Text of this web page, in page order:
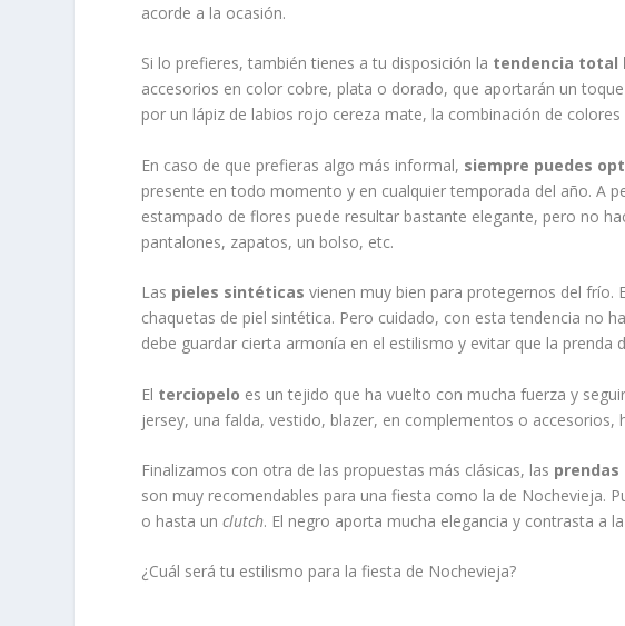
acorde a la ocasión.
Si lo prefieres, también tienes a tu disposición la tendencia total
accesorios en color cobre, plata o dorado, que aportarán un
por un lápiz de labios rojo cereza mate, la combinación de colores
En caso de que prefieras algo más informal, siempre puedes
presente en todo momento y en cualquier temporada del año. A
estampado de flores puede resultar bastante elegante, pero no
pantalones, zapatos, un bolso, etc.
Las pieles sintéticas vienen muy bien para protegernos del frío.
chaquetas de piel sintética. Pero cuidado, con esta tendencia no
debe guardar cierta armonía en el estilismo y evitar que la prenda
El terciopelo es un tejido que ha vuelto con mucha fuerza y
jersey, una falda, vestido, blazer, en complementos o accesorios,
Finalizamos con otra de las propuestas más clásicas, las
son muy recomendables para una fiesta como la de Nochevieja.
o hasta unclutch. El negro aporta mucha elegancia y contrasta a
¿Cuál será tu estilismo para la fiesta de Nochevieja?